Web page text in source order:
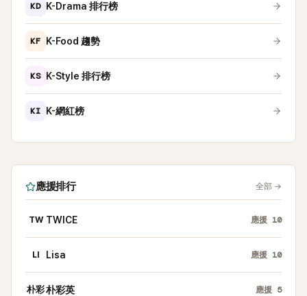
KD K-Drama 排行榜
KF K-Food 趨勢
KS K-Style 排行榜
KI K-網紅榜
應援排行 全部 →
TW TWICE 應援 10
LI Lisa 應援 10
朴彩朴彩英 應援 5